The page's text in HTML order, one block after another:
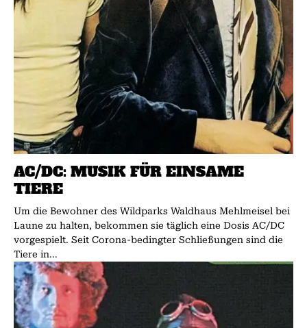
AC/DC: MUSIK FÜR EINSAME
TIERE
Um die Bewohner des Wildparks Waldhaus Mehlmeisel bei
Laune zu halten, bekommen sie täglich eine Dosis AC/DC
vorgespielt. Seit Corona-bedingter Schließungen sind die
Tiere in...